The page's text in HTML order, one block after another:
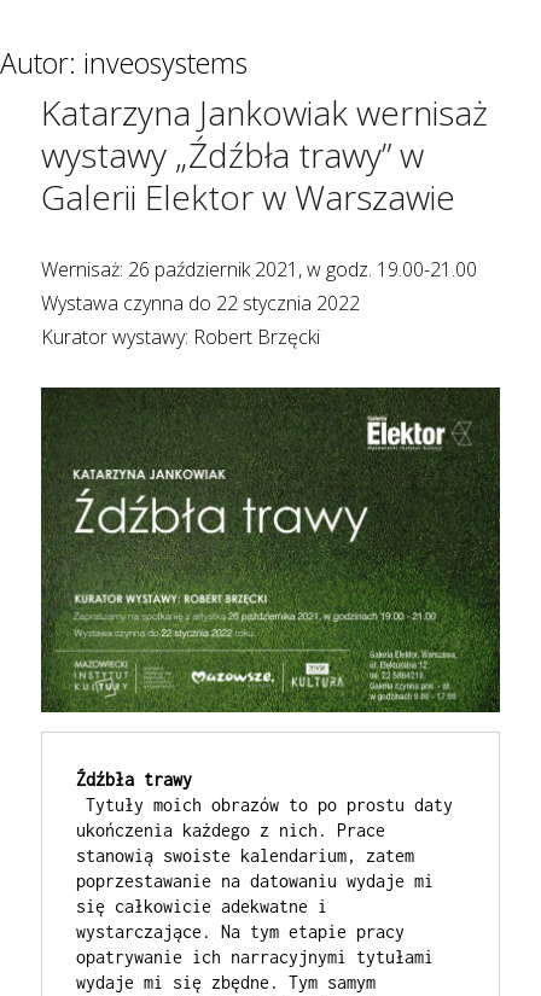
Autor: inveosystems
Katarzyna Jankowiak wernisaż
wystawy „Źdźbła trawy” w
Galerii Elektor w Warszawie
Wernisaż: 26 październik 2021, w godz. 19.00-21.00
Wystawa czynna do 22 stycznia 2022
Kurator wystawy: Robert Brzęcki
Źdźbła trawy
Tytuły moich obrazów to po prostu daty
ukończenia każdego z nich. Prace
stanowią swoiste kalendarium, zatem
poprzestawanie na datowaniu wydaje mi
się całkowicie adekwatne i
wystarczające. Na tym etapie pracy
opatrywanie ich narracyjnymi tytułami
wydaje mi się zbędne. Tym samym